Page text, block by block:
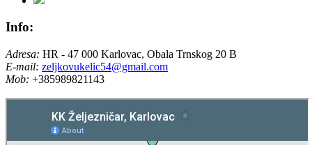
Info:
Adresa: HR - 47 000 Karlovac, Obala Trnskog 20 B
E-mail: zeljkovukelic54@gmail.com
Mob: +385989821143